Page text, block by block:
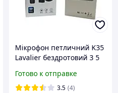
Мікрофон петличний K35
Lavalier бездротовий 3 5
блогерів
Готово к отправке
3.5 (4)